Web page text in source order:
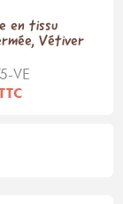
en tissu
Vétiver
VE